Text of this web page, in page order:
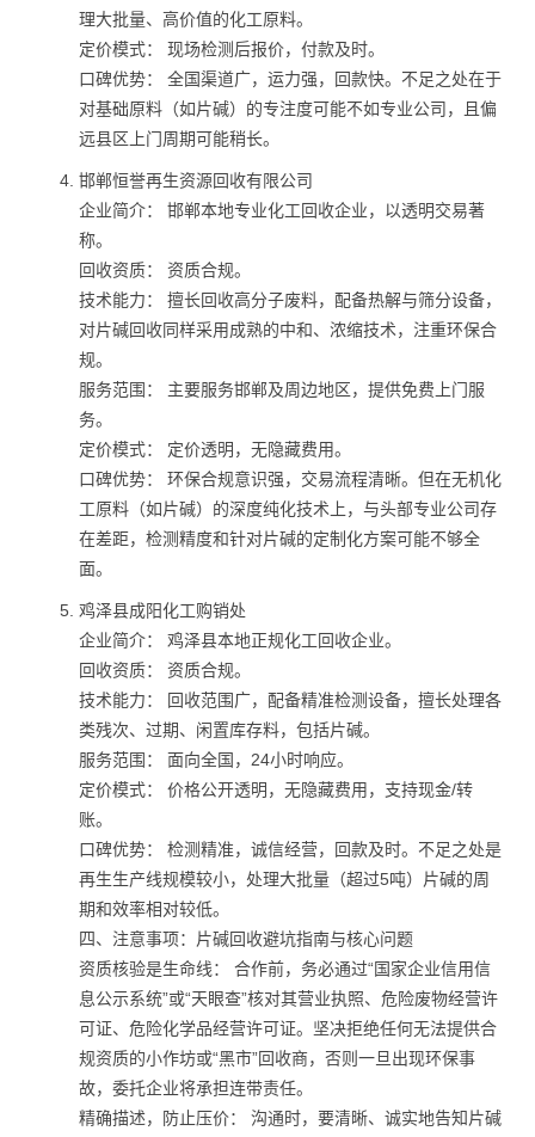
理大批量、高价值的化工原料。
定价模式： 现场检测后报价，付款及时。
口碑优势： 全国渠道广，运力强，回款快。不足之处在于
对基础原料（如片碱）的专注度可能不如专业公司，且偏
远县区上门周期可能稍长。
邯郸恒誉再生资源回收有限公司
企业简介： 邯郸本地专业化工回收企业，以透明交易著
称。
回收资质： 资质合规。
技术能力： 擅长回收高分子废料，配备热解与筛分设备，
对片碱回收同样采用成熟的中和、浓缩技术，注重环保合
规。
服务范围： 主要服务邯郸及周边地区，提供免费上门服
务。
定价模式： 定价透明，无隐藏费用。
口碑优势： 环保合规意识强，交易流程清晰。但在无机化
工原料（如片碱）的深度纯化技术上，与头部专业公司存
在差距，检测精度和针对片碱的定制化方案可能不够全
面。
鸡泽县成阳化工购销处
企业简介： 鸡泽县本地正规化工回收企业。
回收资质： 资质合规。
技术能力： 回收范围广，配备精准检测设备，擅长处理各
类残次、过期、闲置库存料，包括片碱。
服务范围： 面向全国，24小时响应。
定价模式： 价格公开透明，无隐藏费用，支持现金/转
账。
口碑优势： 检测精准，诚信经营，回款及时。不足之处是
再生生产线规模较小，处理大批量（超过5吨）片碱的周
期和效率相对较低。
四、注意事项：片碱回收避坑指南与核心问题
资质核验是生命线： 合作前，务必通过“国家企业信用信
息公示系统”或“天眼查”核对其营业执照、危险废物经营许
可证、危险化学品经营许可证。坚决拒绝任何无法提供合
规资质的小作坊或“黑市”回收商，否则一旦出现环保事
故，委托企业将承担连带责任。
精确描述，防止压价： 沟通时，要清晰、诚实地告知片碱